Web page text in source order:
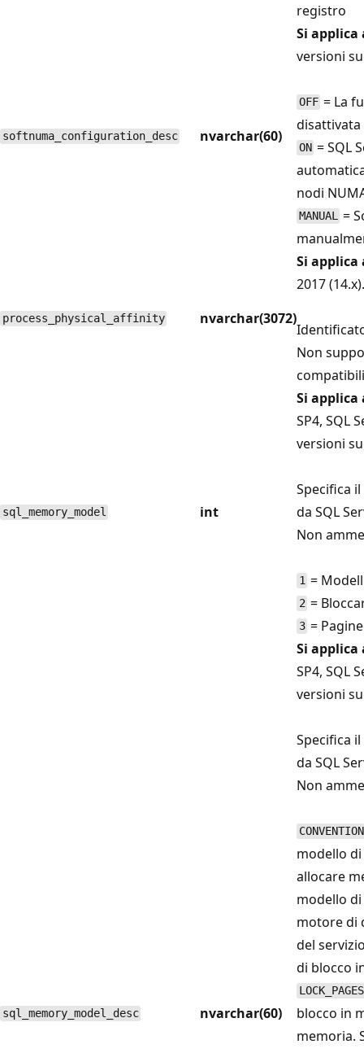
registro
softnuma_configuration_desc nvarchar(60)
Si applica
versioni
OFF = La
disattivata
ON = SQL
nodi
MANUAL =
process_physical_affinity nvarchar(3072)
Si applica
2017 (14.x).
Non
sql_memory_model int
Si applica
SP4, SQL
versioni
Specifica
da SQL
Non
1 =
2 =
3 =
sql_memory_model_desc nvarchar(60)
Si applica
SP4, SQL
versioni
Specifica
da SQL
Non
modello
allocare
modello
motore di
del
di blocco
LOCK_PAGES
blocco in
memoria.